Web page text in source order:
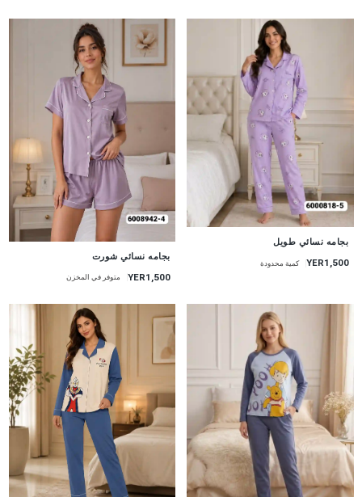
بجامه نسائي طويل
YER1,500 كمية محدودة
بجامه نسائي شورت
YER1,500 متوفر في المخزن